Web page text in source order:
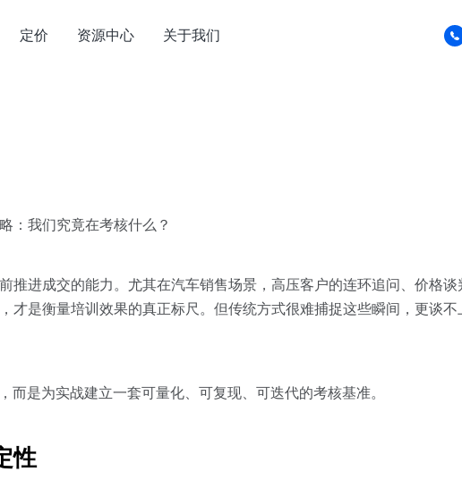
定价 资源中心 关于我们
：我们究竟在考核什么？
推进成交的能力。尤其在汽车销售场景，高压客户的连环追问、价格谈
是衡量培训效果的真正标尺。但传统方式很难捕捉这些瞬间，更谈不
是为实战建立一套可量化、可复现、可迭代的考核基准。
性